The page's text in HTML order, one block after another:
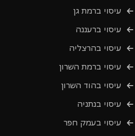
עיסוי ברמת גן
עיסוי ברעננה
עיסוי בהרצליה
עיסוי ברמת השרון
עיסוי בהוד השרון
עיסוי בנתניה
עיסוי בעמק חפר